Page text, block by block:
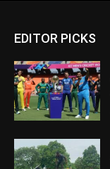
EDITOR PICKS